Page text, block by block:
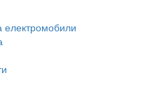
електромобили